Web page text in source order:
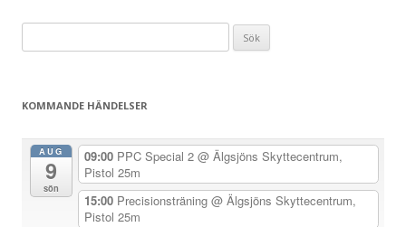
a
efter:
KOMMANDE HÄNDELSER
AUG
9
sön
09:00 PPC Special 2 @ Älgsjöns Skyttecentrum,
Pistol 25m
15:00 Precisionsträning @ Älgsjöns Skyttecentrum,
Pistol 25m